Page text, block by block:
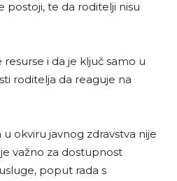
postoji, te da roditelji nisu
i da je ključ samo u
roditelja da reaguje na
okviru javnog zdravstva nije
važno za dostupnost
poput rada s